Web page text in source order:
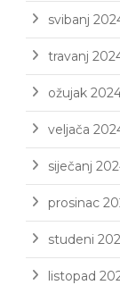
svibanj
travanj
ožujak
veljača
siječanj
prosinac
studeni
listopad